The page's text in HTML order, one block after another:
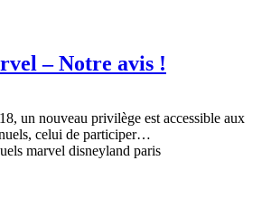
– Notre avis !
un nouveau privilège est accessible aux
celui de participer…